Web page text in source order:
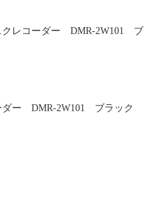
ー DMR-2W101 ブラック